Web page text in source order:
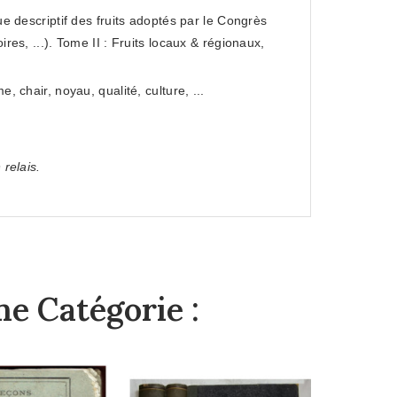
descriptif des fruits adoptés par le Congrès
...). Tome II : Fruits locaux & régionaux,
chair, noyau, qualité, culture, ...
Catégorie :